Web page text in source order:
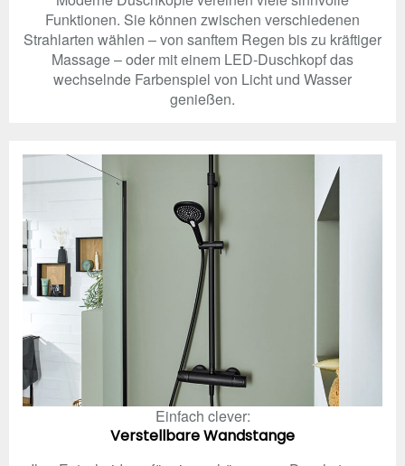
Funktionen. Sie können zwischen verschiedenen
Strahlarten wählen – von sanftem Regen bis zu kräftiger
Massage – oder mit einem LED-Duschkopf das
wechselnde Farbenspiel von Licht und Wasser
genießen.
Einfach clever:
Verstellbare Wandstange